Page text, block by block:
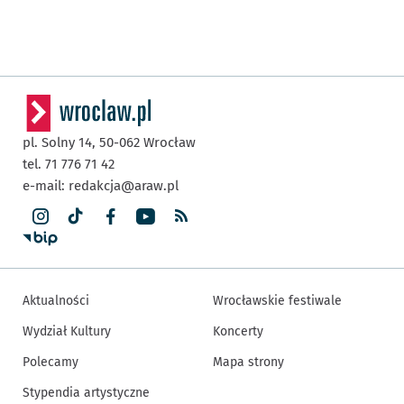
pl. Solny 14, 50-062 Wrocław
tel. 71 776 71 42
e-mail: redakcja@araw.pl
Aktualności
Wydział Kultury
Polecamy
Stypendia artystyczne
Wrocławskie festiwale
Koncerty
Mapa strony